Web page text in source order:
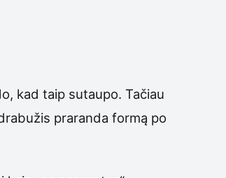
kad taip sutaupo. Tačiau
praranda formą po